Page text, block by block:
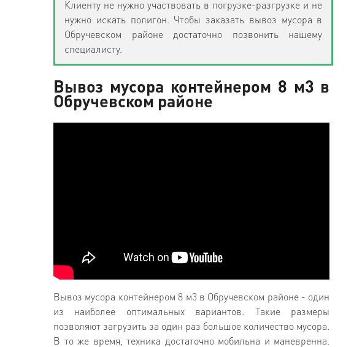
Клиенту не нужно участвовать в погрузке-разгрузке и не
нужно искать полигон. Чтобы заказать вывоз мусора в
Обручевском районе достаточно позвонить нашему
специалисту.
Вывоз мусора контейнером 8 м3 в
Обручевском районе
Вывоз мусора контейнером 8 м3 в Обручевском районе - один
из наиболее оптимальных вариантов. Такие размеры
позволяют загрузить за один раз большое количество мусора.
В то же время, техника достаточно мобильна и маневренна.